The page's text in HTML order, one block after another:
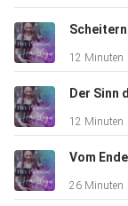
können.
Das hier ist keine
Baby, es ist eine
weiblichen
das, was
12 Minuten
12 Minuten
Vom
26 Minuten